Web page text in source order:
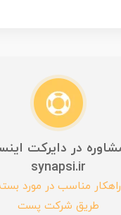
در دایرکت
synapsi.ir
مناسب در مورد
طریق شرکت پست